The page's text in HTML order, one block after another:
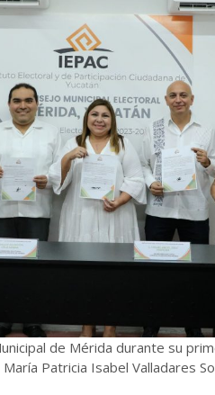
de Mérida durante su
Patricia Isabel Valladares